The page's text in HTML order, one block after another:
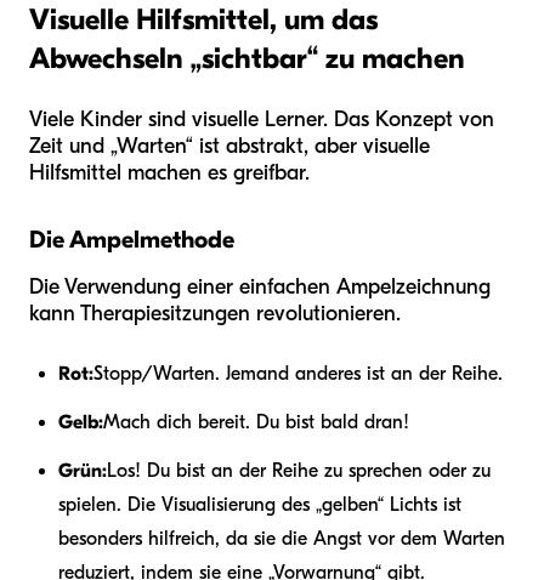
Visuelle Hilfsmittel, um das
Abwechseln „sichtbar“ zu machen
Viele Kinder sind visuelle Lerner. Das Konzept von
Zeit und „Warten“ ist abstrakt, aber visuelle
Hilfsmittel machen es greifbar.
Die Ampelmethode
Die Verwendung einer einfachen Ampelzeichnung
kann Therapiesitzungen revolutionieren.
Rot:Stopp/Warten. Jemand anderes ist an der Reihe.
Gelb:Mach dich bereit. Du bist bald dran!
Grün:Los! Du bist an der Reihe zu sprechen oder zu
spielen. Die Visualisierung des „gelben“ Lichts ist
besonders hilfreich, da sie die Angst vor dem Warten
reduziert, indem sie eine „Vorwarnung“ gibt.